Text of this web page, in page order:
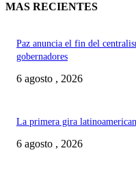
MAS RECIENTES
Paz anuncia el fin del
gobernadores
6 agosto , 2026
La primera gira
6 agosto , 2026